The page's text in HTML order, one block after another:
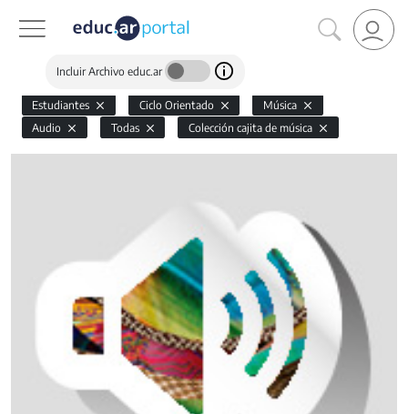
Incluir Archivo educ.ar
Estudiantes Ciclo Orientado
Música
Audio
Todas Colección cajita de música